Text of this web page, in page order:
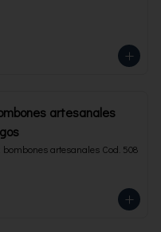
artesanales
bombones artesanales Cod. 508